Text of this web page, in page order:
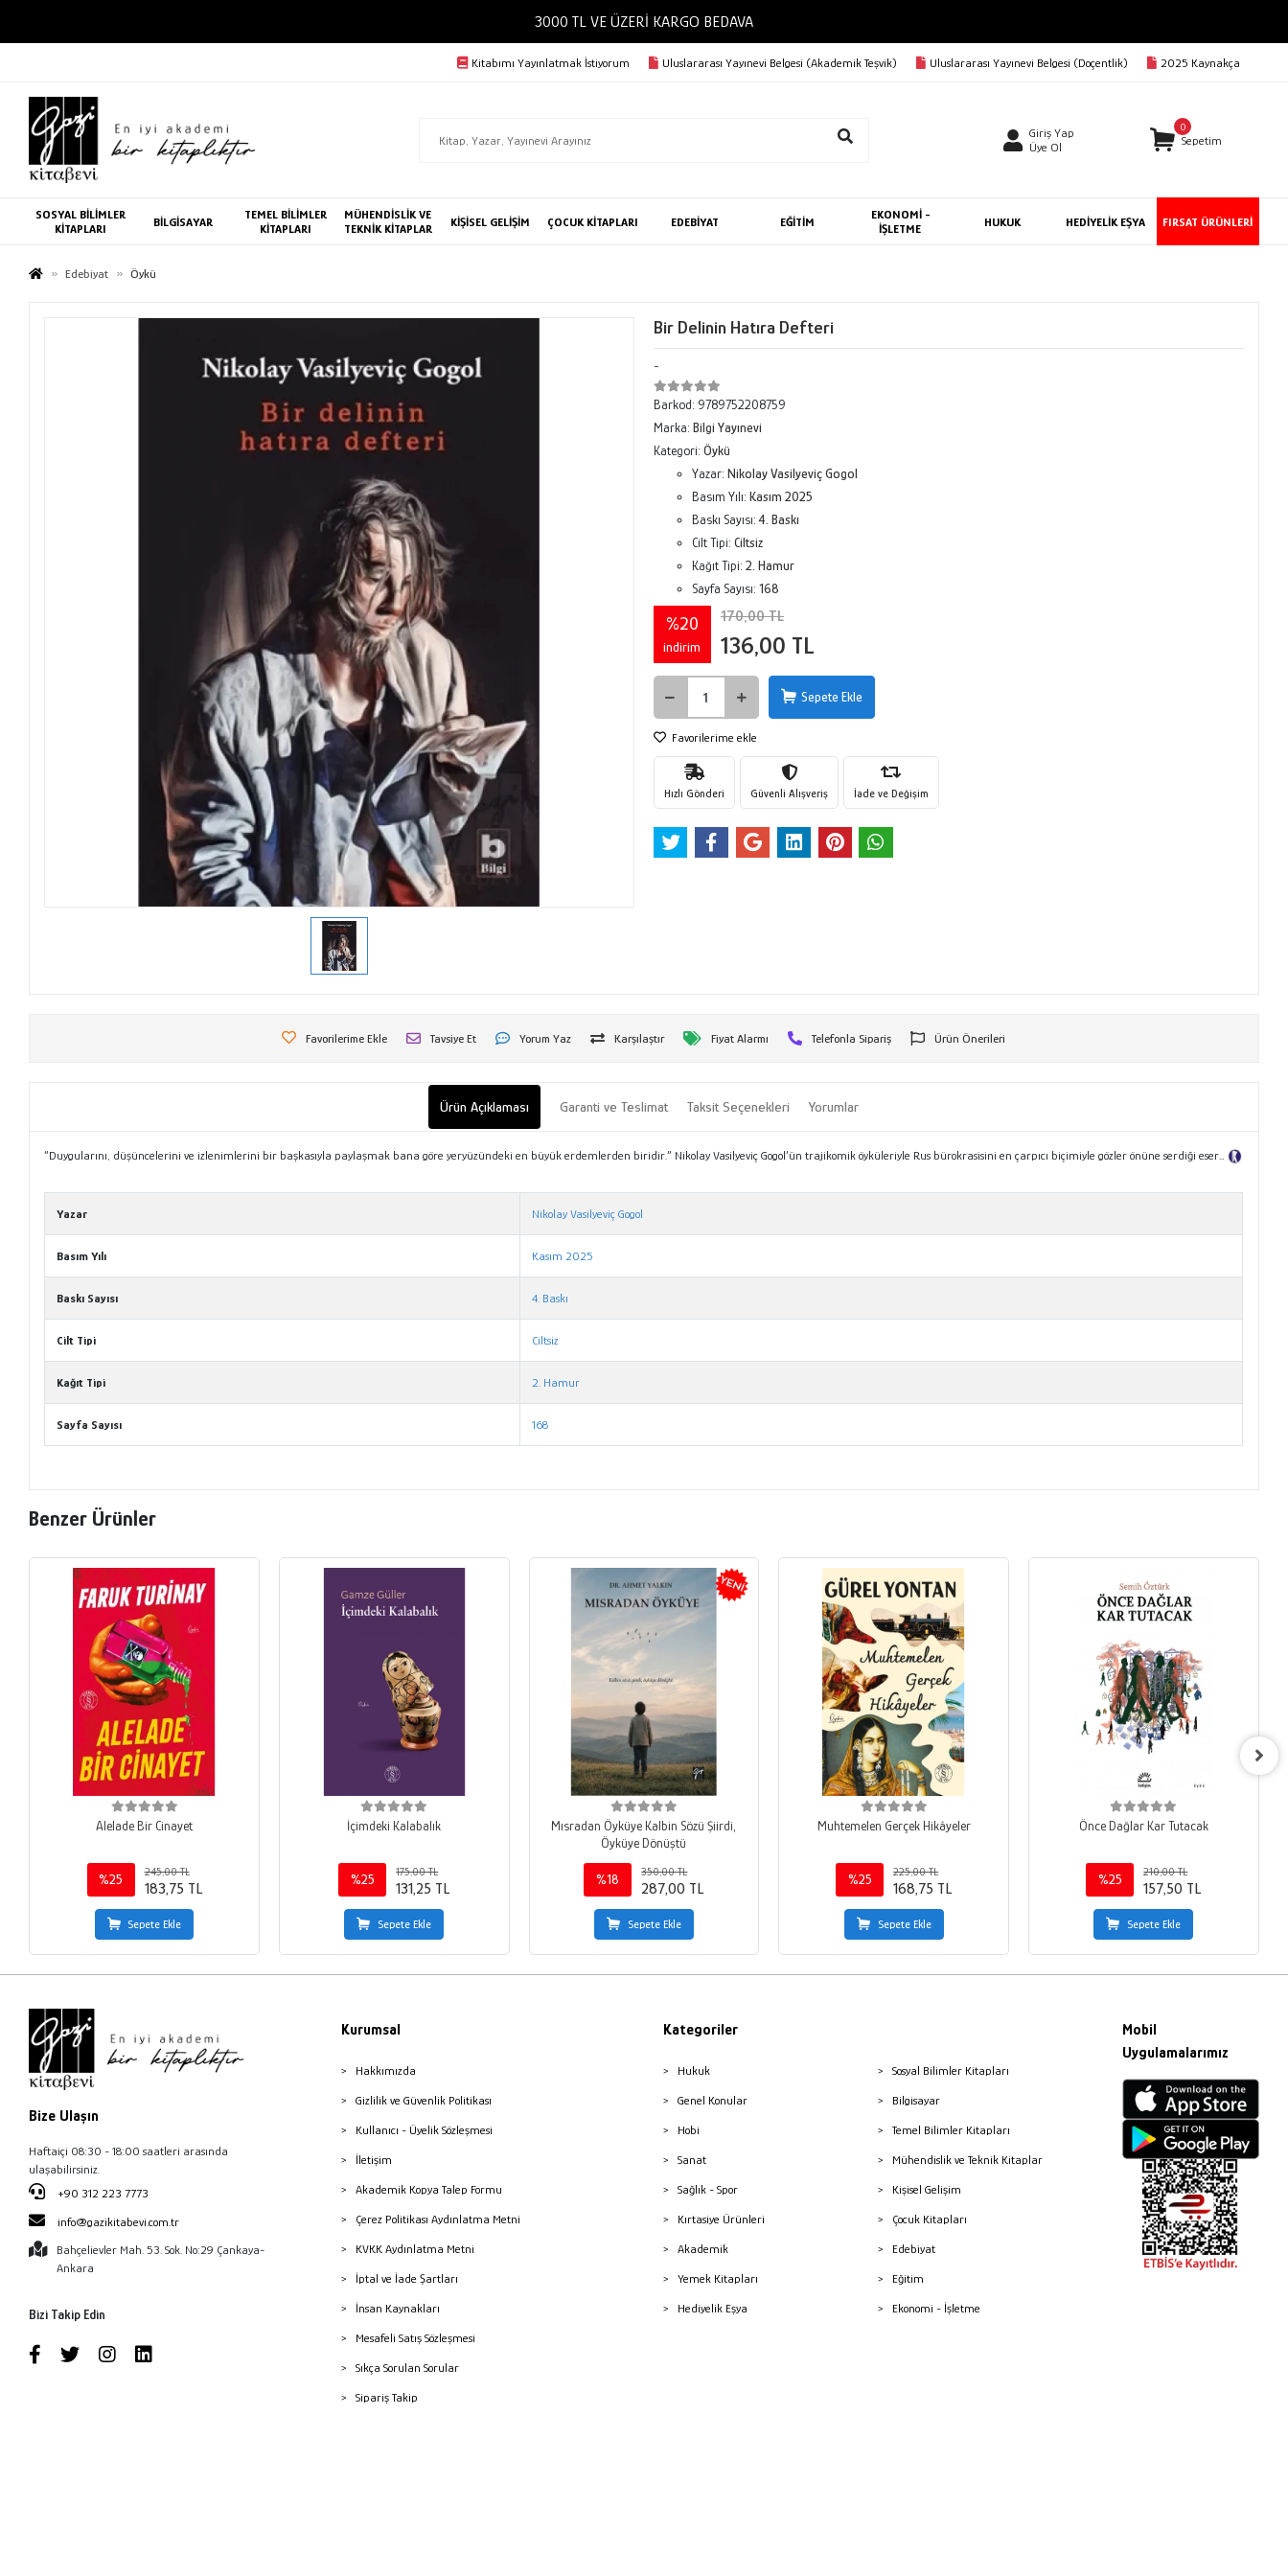
3000 TL VE ÜZERİ KARGO BEDAVA
Kitabımı Yayınlatmak İstiyorum Uluslararası Yayınevi Belgesi (Akademik Teşvik) Uluslararası Yayınevi Belgesi (Doçentlik) 2025 Kaynakça
Giriş Yap
Üye Ol
0
Sepetim
SOSYAL BİLİMLER
KİTAPLARI
BİLGİSAYAR
TEMEL BİLİMLER
KİTAPLARI
MÜHENDİSLİK VE
TEKNİK KİTAPLAR
KİŞİSEL GELİŞİM ÇOCUK KİTAPLARI EDEBİYAT EĞİTİM
EKONOMİ -
İŞLETME
HUKUK HEDİYELİK EŞYA FIRSAT ÜRÜNLERİ
Edebiyat Öykü
Bir Delinin Hatıra Defteri
-
Barkod: 9789752208759
Marka: Bilgi Yayınevi
Kategori: Öykü
Yazar: Nikolay Vasilyeviç Gogol
Basım Yılı: Kasım 2025
Baskı Sayısı:4. Baskı
Cilt Tipi: Ciltsiz
Kağıt Tipi: 2. Hamur
Sayfa Sayısı: 168
%20
indirim
170,00 TL
136,00 TL
Sepete Ekle
Favorilerime ekle
Hızlı Gönderi Güvenli Alışveriş İade ve Değişim
Favorilerime Ekle Tavsiye Et Yorum Yaz Karşılaştır Fiyat Alarmı Telefonla Sipariş Ürün Önerileri
Ürün Açıklaması Garanti ve Teslimat Taksit Seçenekleri Yorumlar
“Duygularını, düşüncelerini ve izlenimlerini bir başkasıyla paylaşmak bana göre yeryüzündeki en büyük erdemlerden biridir.” Nikolay Vasilyeviç Gogol’ün trajikomik öyküleriyle Rus bürokrasisini en çarpıcı biçimiyle gözler önüne serdiği eser…
Yazar Nikolay Vasilyeviç Gogol
Basım Yılı Kasım 2025
Baskı Sayısı 4. Baskı
Cilt Tipi Ciltsiz
Kağıt Tipi 2. Hamur
Sayfa Sayısı 168
Benzer Ürünler
Alelade Bir Cinayet
%25
245,00 TL
183,75 TL
Sepete Ekle
İçimdeki Kalabalık
%25
175,00 TL
131,25 TL
Sepete Ekle
Mısradan Öyküye Kalbin Sözü Şiirdi,
Öyküye Dönüştü
%18
350,00 TL
287,00 TL
Sepete Ekle
Muhtemelen Gerçek Hikâyeler
%25
225,00 TL
168,75 TL
Sepete Ekle
Önce Dağlar Kar Tutacak
%25
210,00 TL
157,50 TL
Sepete Ekle
Bize Ulaşın
Haftaiçi 08:30 - 18:00 saatleri arasında
ulaşabilirsiniz.
+90 312 223 7773
info@gazikitabevi.com.tr
Bahçelievler Mah. 53. Sok. No:29 Çankaya-
Ankara
Bizi Takip Edin
Kurumsal
Hakkımızda
Gizlilik ve Güvenlik Politikası
Kullanıcı - Üyelik Sözleşmesi
İletişim
Akademik Kopya Talep Formu
Çerez Politikası Aydınlatma Metni
KVKK Aydınlatma Metni
İptal ve İade Şartları
İnsan Kaynakları
Mesafeli Satış Sözleşmesi
Sıkça Sorulan Sorular
Sipariş Takip
Kategoriler
Hukuk
Genel Konular
Hobi
Sanat
Sağlık - Spor
Kırtasiye Ürünleri
Akademik
Yemek Kitapları
Hediyelik Eşya
Sosyal Bilimler Kitapları
Bilgisayar
Temel Bilimler Kitapları
Mühendislik ve Teknik Kitaplar
Kişisel Gelişim
Çocuk Kitapları
Edebiyat
Eğitim
Ekonomi - İşletme
Mobil
Uygulamalarımız